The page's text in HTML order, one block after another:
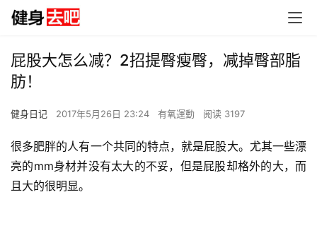
屁股大怎么减？2招提臀瘦臀，减掉臀部脂
肪！
健身日记 2017年5月26日 23:24 有氧運動 阅读 3197
很多肥胖的人有一个共同的特点，就是屁股大。尤其一些漂
亮的mm身材并没有太大的不妥，但是屁股却格外的大，而
且大的很明显。